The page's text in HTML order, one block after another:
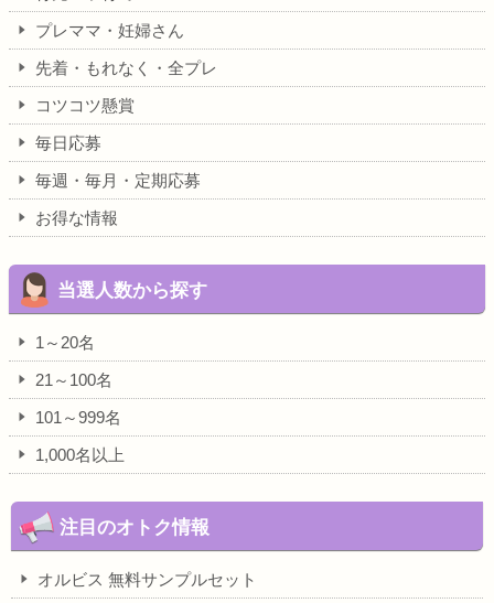
プレママ・妊婦さん
先着・もれなく・全プレ
コツコツ懸賞
毎日応募
毎週・毎月・定期応募
お得な情報
当選人数から探す
1～20名
21～100名
101～999名
1,000名以上
注目のオトク情報
オルビス 無料サンプルセット